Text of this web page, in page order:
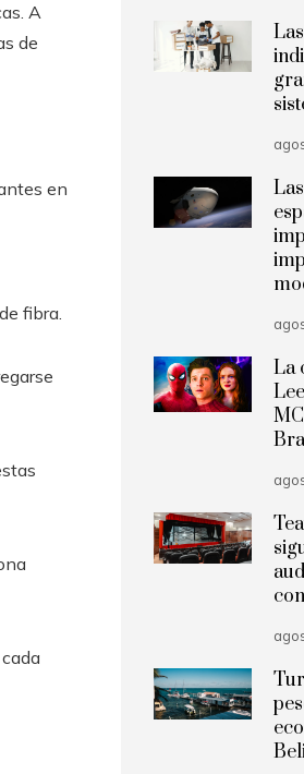
A
de
en
fibra.
La